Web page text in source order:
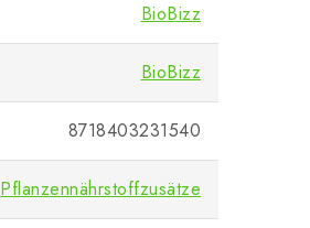
BioBizz
BioBizz
8718403231540
Pflanzennährstoffzusätze